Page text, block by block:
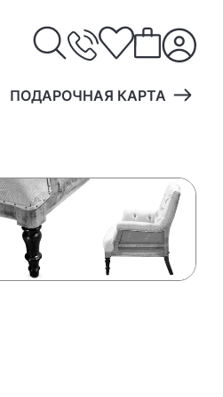
ПОДАРОЧНАЯ КАРТА